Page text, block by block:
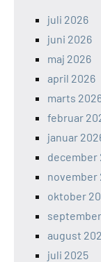
juli 2026
juni 2026
maj 2026
april 2026
marts
februar
januar
december
november
oktober
august
juli 2025